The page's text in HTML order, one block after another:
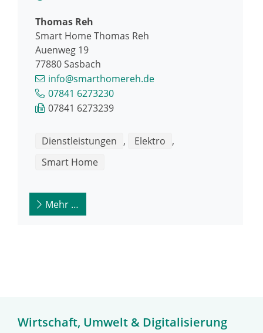
Wirtschaft, Umwelt & Digitalisierung
Thomas Reh
Smart Home Thomas Reh
Auenweg 19
77880Sasbach
info@smarthomereh.de
07841 6273230
07841 6273239
Dienstleistungen , Elektro ,
Smart Home
Mehr …